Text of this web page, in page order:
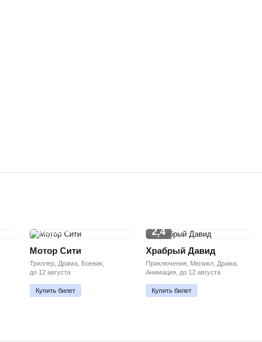
ПРЕМЬЕРА
Мотор Сити
Триллер, Драма, Боевик,
до 12 августа
Купить билет
2,4
Храбрый Давид
Приключения, Мюзикл, Драма,
Анимация, до 12 августа
Купить билет